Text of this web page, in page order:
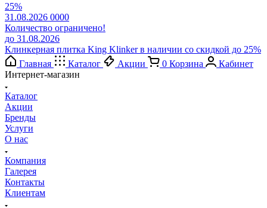
25%
31.08.2026 0000
Количество ограничено!
до 31.08.2026
Клинкерная плитка King Klinker в наличии со скидкой до 25%
Главная
Каталог Акции 0 Корзина
Кабинет
Интернет-магазин
Каталог
Акции
Бренды
Услуги
О нас
Компания
Галерея
Контакты
Клиентам